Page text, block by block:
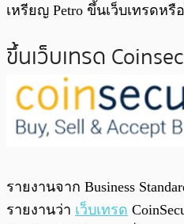
เหรียญ Petro ขึ้นเว็บเทรดหรื
ขึ้นเว็บเทรด
รายงานจาก Business
รายงานว่า เว็บเทรด